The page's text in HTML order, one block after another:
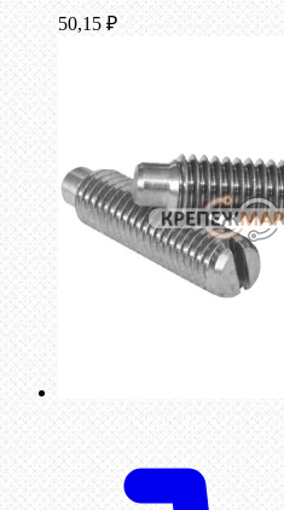
50,15 ₽